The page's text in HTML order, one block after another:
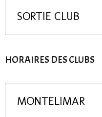
SORTIE CLUB
HORAIRES DES CLUBS
MONTELIMAR